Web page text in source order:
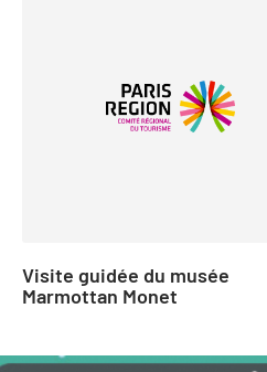
Visite guidée du musée
Marmottan Monet